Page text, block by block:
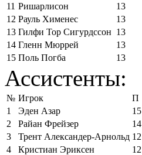
11 Ришарлисон
13
12 Рауль Хименес
13
13 Гилфи Тор Сигурдссон 13
14 Гленн Мюррей
13
15 Поль Погба 13
Ассистенты:
№ Игрок
П
1
Эден Азар
15
2
Райан Фрейзер
14
3
Трент Александер-Арнольд 12
4
Кристиан Эриксен
12